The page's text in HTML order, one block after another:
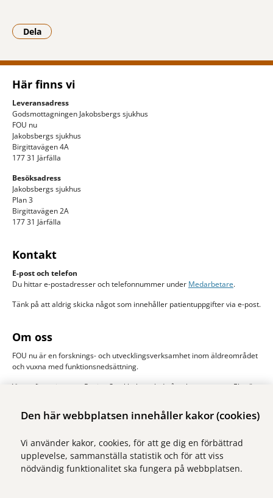
Den här webbplatsen innehåller kakor (cookies)
Vi använder kakor, cookies, för att ge dig en förbättrad
upplevelse, sammanställa statistik och för att viss
nödvändig funktionalitet ska fungera på webbplatsen.
Dela
- Klicka för att öppna delningsalternativ.
Här finns vi
Leveransadress
Godsmottagningen Jakobsbergs sjukhus
FOU nu
Jakobsbergs sjukhus
Birgittavägen 4A
177 31 Järfälla
Besöksadress
Jakobsbergs sjukhus
Plan 3
Birgittavägen 2A
177 31 Järfälla
Kontakt
E-post och telefon
Du hittar e-postadresser och telefonnummer under Medarbetare.
Tänk på att aldrig skicka något som innehåller patientuppgifter via e-post.
Om oss
FOU nu är en forsknings- och utvecklingsverksamhet inom äldreområdet
och vuxna med funktionsnedsättning.
Vi samfinansieras av Region Stockholm och de åtta kommunerna Ekerö,
Upplands Väsby. Huvudman är Stockholms läns sjukvårdsområde, SLSO.